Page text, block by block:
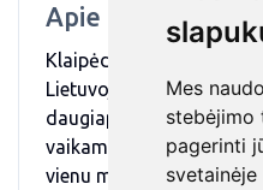
Mes
stebėjimo
pagerinti
Apie mus
Klaipėdos vaikų ligoninė
Lietuvoje esanti
daugiaprofilinę
vaikams nuo
vienu metu gali būti